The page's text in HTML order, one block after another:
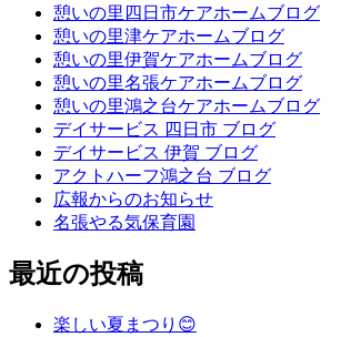
憩いの里四日市ケアホームブログ
憩いの里津ケアホームブログ
憩いの里伊賀ケアホームブログ
憩いの里名張ケアホームブログ
憩いの里鴻之台ケアホームブログ
デイサービス 四日市 ブログ
デイサービス 伊賀 ブログ
アクトハーフ鴻之台 ブログ
広報からのお知らせ
名張やる気保育園
最近の投稿
楽しい夏まつり😊